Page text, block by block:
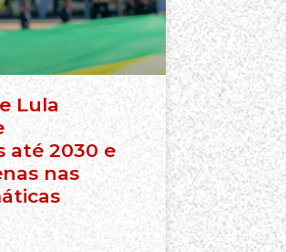
Lula
até 2030 e
nas